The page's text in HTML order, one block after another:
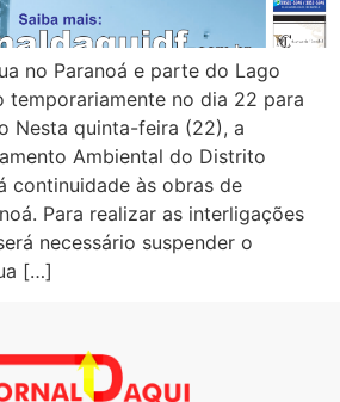
no Paranoá e parte do Lago
temporariamente no dia 22 para
Nesta quinta-feira (22), a
Ambiental do Distrito
continuidade às obras de
Para realizar as interligações
necessário suspender o
[…]